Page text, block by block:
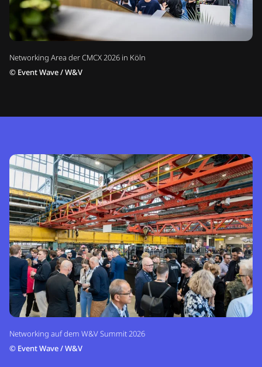
Networking Area der CMCX 2026 in Köln
© Event Wave / W&V
Networking auf dem W&V Summit 2026
© Event Wave / W&V